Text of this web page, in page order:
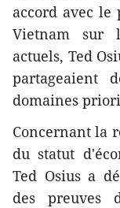
accord avec le
Vietnam sur
actuels, Ted
partageaient
domaines
Concernant la
du statut
Ted Osius a
des preuves